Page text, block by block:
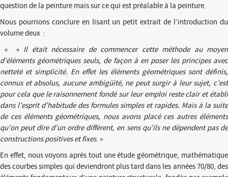
question de la peinture mais sur ce qui est préalable à la peinture.
Nous pourrions conclure en lisant un petit extrait de l’introduction du
volume deux :
« « Il était nécessaire de commencer cette méthode au moyen
d’éléments géométriques seuls, de façon à en poser les principes avec
netteté et simplicité. En effet les éléments géométriques sont définis,
connus et absolus, aucune ambigüité, ne peut surgir à leur sujet, c’est
pour cela que le raisonnement fondé sur leur emploi reste clair et établi
dans l’esprit d’habitude des formules simples et rapides. Mais à la suite
de ces éléments géométriques, nous avons placé ces autres éléments
qu’on peut dire d’un ordre différent, en sens qu’ils ne dépendent pas de
constructions positives et fixes. »
En effet, nous voyons après tout une étude géométrique, mathématique
des courbes simples qui deviendront plus tard dans les années 70/80, des